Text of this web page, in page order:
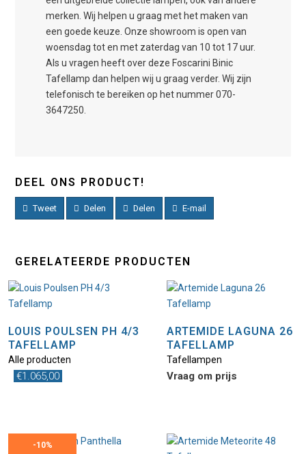
merken. Wij helpen u graag met het maken van
een goede keuze. Onze showroom is open van
woensdag tot en met zaterdag van 10 tot 17 uur.
Als u vragen heeft over deze Foscarini Binic
Tafellamp dan helpen wij u graag verder. Wij zijn
telefonisch te bereiken op het nummer 070-
3647250.
DEEL ONS PRODUCT!
Tweet Delen Delen E-mail
GERELATEERDE PRODUCTEN
LOUIS POULSEN PH 4/3
TAFELLAMP
Alle producten
€1.065,00
ARTEMIDE LAGUNA 26
TAFELLAMP
Tafellampen
Vraag om prijs
-10%